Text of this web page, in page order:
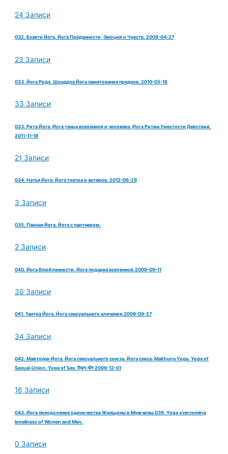
24 Записи
032. Бхакти Йога. Йога Преданности, Эмоций и Чувств. 2008-04-27
23 Записи
033. Йога Рода. Шраддха Йога памятования предков. 2010-05-16
33 Записи
033. Рита Йога. Йога танца вселенной и человека. Йога Ритма Уместости Действий.
2011-11-18
21 Записи
034. Натья Йога. Йога театра и актеров. 2012-06-29
3 Записи
035. Парная Йога. Йога с партнером.
2 Записи
040. Йога Влюбленности. Йога подарка вселенной.2009-09-11
30 Записи
041. Тантра Йога. Йога сексуального влечения.2009-09-27
34 Записи
042. Майтхуна-Йога. Йога сексуального союза. Йога секса. Maithuna Yoga. Yoga of
Sexual-Union. Yoga of Sex. मैथुन-योग 2009-12-01
16 Записи
043. Йога преодоление одиночества Женщины и Мужчины.039. Yoga overcoming
loneliness of Women and Men.
0 Записи